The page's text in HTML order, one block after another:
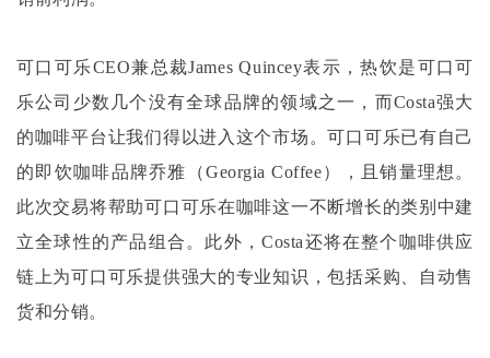
可口可乐CEO兼总裁James Quincey表示，热饮是可口可
乐公司少数几个没有全球品牌的领域之一，而Costa强大
的咖啡平台让我们得以进入这个市场。可口可乐已有自己
的即饮咖啡品牌乔雅（Georgia Coffee），且销量理想。
此次交易将帮助可口可乐在咖啡这一不断增长的类别中建
立全球性的产品组合。此外，Costa还将在整个咖啡供应
链上为可口可乐提供强大的专业知识，包括采购、自动售
货和分销。